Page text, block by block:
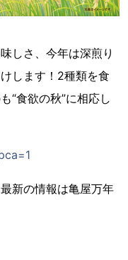
しさ、今年は深煎り
します！2種類を食
“食欲の秋”に相応し
新の情報は亀屋万年